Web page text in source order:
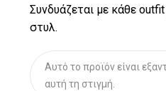
Συνδυάζεται με κάθε
στυλ.
Αυτό το προϊόν είναι
αυτή τη στιγμή.